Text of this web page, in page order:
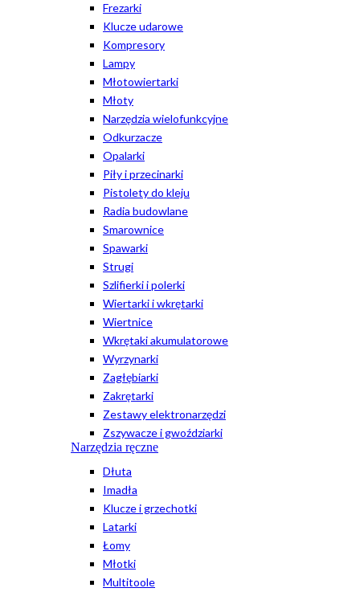
Frezarki
Klucze udarowe
Kompresory
Lampy
Młotowiertarki
Młoty
Narzędzia wielofunkcyjne
Odkurzacze
Opalarki
Piły i przecinarki
Pistolety do kleju
Radia budowlane
Smarownice
Spawarki
Strugi
Szlifierki i polerki
Wiertarki i wkrętarki
Wiertnice
Wkrętaki akumulatorowe
Wyrzynarki
Zagłębiarki
Zakrętarki
Zestawy elektronarzędzi
Zszywacze i gwoździarki
Narzędzia ręczne
Dłuta
Imadła
Klucze i grzechotki
Latarki
Łomy
Młotki
Multitoole